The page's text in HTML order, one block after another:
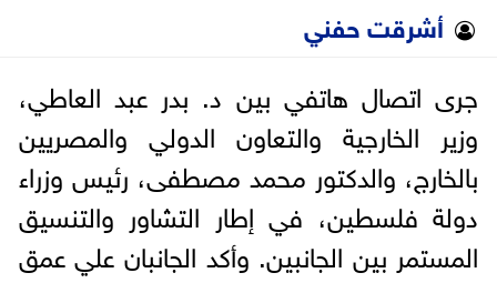
أشرقت حفني
جرى اتصال هاتفي بين د. بدر عبد العاطي،
وزير الخارجية والتعاون الدولي والمصريين
بالخارج، والدكتور محمد مصطفى، رئيس وزراء
دولة فلسطين، في إطار التشاور والتنسيق
المستمر بين الجانبين. وأكد الجانبان علي عمق